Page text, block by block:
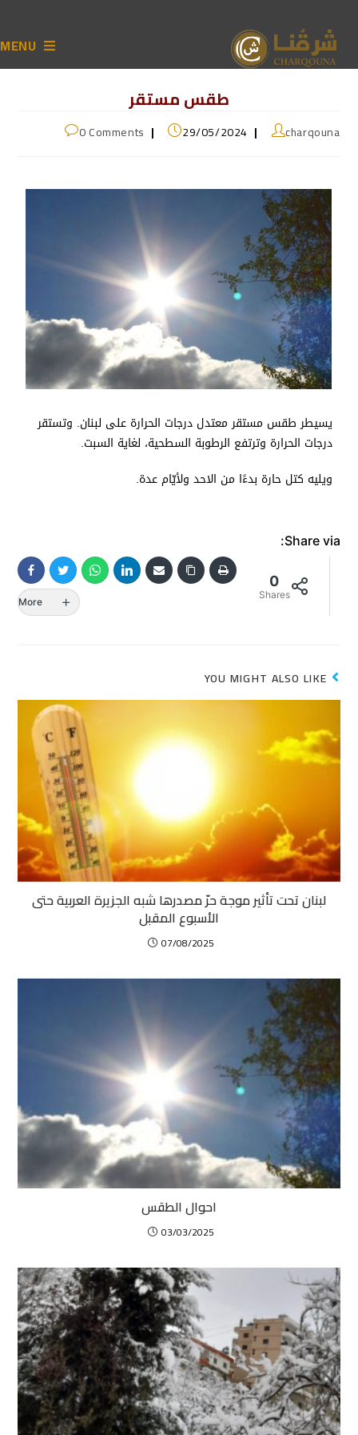
MENU
طقس مستقر
charqouna
29/05/2024
0 Comments
يسيطر طقس مستقر معتدل درجات الحرارة على لبنان. وتستقر
درجات الحرارة وترتفع الرطوبة السطحية، لغاية السبت.
ويليه كتل حارة بدءًا من الاحد ولأيّام عدة.
Share via:
0
Shares
More
YOU MIGHT ALSO LIKE
لبنان تحت تأثير موجة حرّ مصدرها شبه الجزيرة العربية حتى
الأسبوع المقبل
07/08/2025
احوال الطقس
03/03/2025